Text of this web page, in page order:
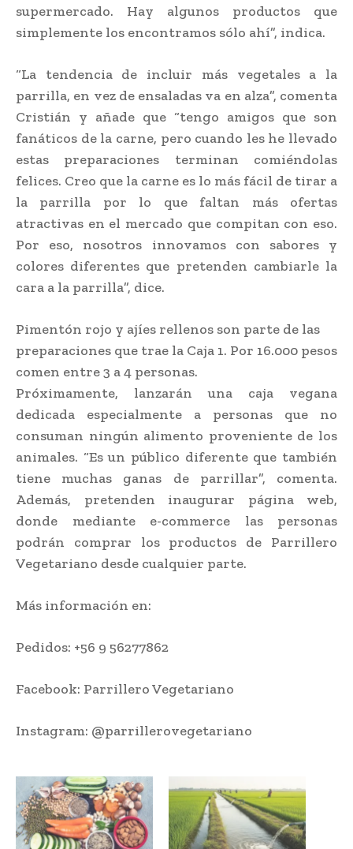
supermercado. Hay algunos productos que
simplemente los encontramos sólo ahí”, indica.
“La tendencia de incluir más vegetales a la
parrilla, en vez de ensaladas va en alza”, comenta
Cristián y añade que “tengo amigos que son
fanáticos de la carne, pero cuando les he llevado
estas preparaciones terminan comiéndolas
felices. Creo que la carne es lo más fácil de tirar a
la parrilla por lo que faltan más ofertas
atractivas en el mercado que compitan con eso.
Por eso, nosotros innovamos con sabores y
colores diferentes que pretenden cambiarle la
cara a la parrilla”, dice.
Pimentón rojo y ajíes rellenos son parte de las
preparaciones que trae la Caja 1. Por 16.000 pesos
comen entre 3 a 4 personas.
Próximamente, lanzarán una caja vegana
dedicada especialmente a personas que no
consuman ningún alimento proveniente de los
animales. “Es un público diferente que también
tiene muchas ganas de parrillar”, comenta.
Además, pretenden inaugurar página web,
donde mediante e-commerce las personas
podrán comprar los productos de Parrillero
Vegetariano desde cualquier parte.
Más información en:
Pedidos: +56 9 56277862
Facebook: Parrillero Vegetariano
Instagram: @parrillerovegetariano